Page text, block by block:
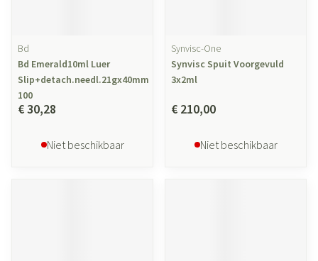
Bd
Bd Emerald10ml Luer
Slip+detach.needl.21gx40mm
100
€ 30,28
Niet beschikbaar
Synvisc-One
Synvisc Spuit Voorgevuld
3x2ml
€ 210,00
Niet beschikbaar